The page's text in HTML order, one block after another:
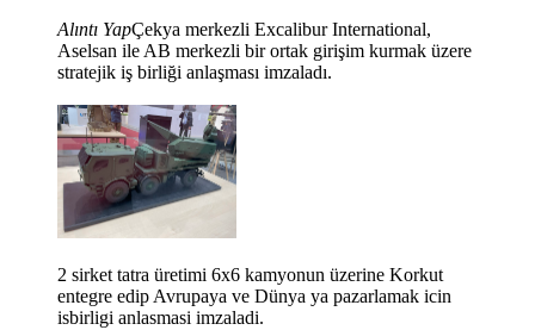
Alıntı YapÇekya merkezli Excalibur International,
Aselsan ile AB merkezli bir ortak girişim kurmak üzere
stratejik iş birliği anlaşması imzaladı.
2 sirket tatra üretimi 6x6 kamyonun üzerine Korkut
entegre edip Avrupaya ve Dünya ya pazarlamak icin
isbirligi anlasmasi imzaladi.